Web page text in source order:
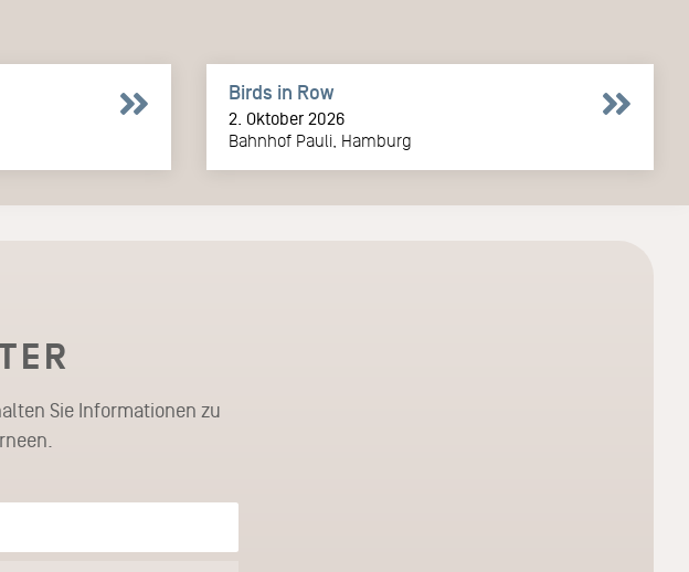
Birds in Row
2. Oktober 2026
Bahnhof Pauli, Hamburg
Sie Informationen zu